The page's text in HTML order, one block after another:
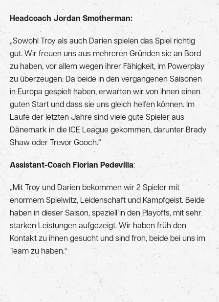
Headcoach Jordan Smotherman:
„Sowohl Troy als auch Darien spielen das Spiel richtig
gut. Wir freuen uns aus mehreren Gründen sie an Bord
zu haben, vor allem wegen ihrer Fähigkeit, im Powerplay
zu überzeugen. Da beide in den vergangenen Saisonen
in Europa gespielt haben, erwarten wir von ihnen einen
guten Start und dass sie uns gleich helfen können. Im
Laufe der letzten Jahre sind viele gute Spieler aus
Dänemark in die ICE League gekommen, darunter Brady
Shaw oder Trevor Gooch.“
Assistant-Coach Florian Pedevilla:
„Mit Troy und Darien bekommen wir 2 Spieler mit
enormem Spielwitz, Leidenschaft und Kampfgeist. Beide
haben in dieser Saison, speziell in den Playoffs, mit sehr
starken Leistungen aufgezeigt. Wir haben früh den
Kontakt zu ihnen gesucht und sind froh, beide bei uns im
Team zu haben.“